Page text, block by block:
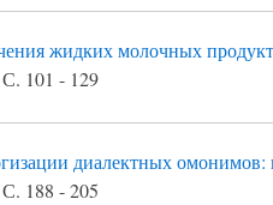
жидких молочных
101 - 129
диалектных омонимов:
188 - 205